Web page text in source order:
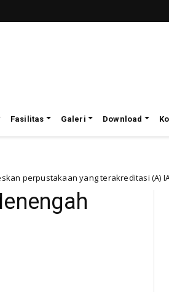
Fasilitas Galeri Download
yang terakreditasi (A) IAIN Paraepare